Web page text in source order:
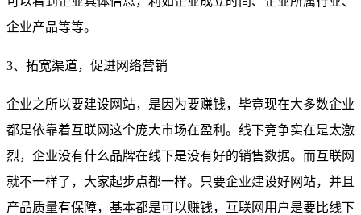
企业产品等等。
3、拓宽渠道，促进网络营销
企业之所以要建设网站，是因为要赚钱，毕竟现在大多数企业
都是依靠着互联网这个庞大市场在盈利。线下竞争实在是太激
烈，企业没有什么品牌在线下是没有好的销售数据。而互联网
就不一样了，大家起步点都一样。只要企业建设好网站，并且
产品质量有保障，基本都是可以赚钱，互联网用户是要比线下